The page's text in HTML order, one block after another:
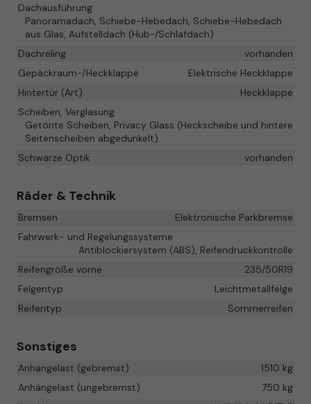
Dachausführung
Panoramadach, Schiebe-Hebedach, Schiebe-Hebedach
aus Glas, Aufstelldach (Hub-/Schlafdach)
Dachreling
vorhanden
Gepäckraum-/Heckklappe
Elektrische Heckklappe
Hintertür (Art)
Heckklappe
Scheiben, Verglasung
Getönte Scheiben, Privacy Glass (Heckscheibe und hintere
Seitenscheiben abgedunkelt)
Schwarze Optik
vorhanden
Räder & Technik
Bremsen
Elektronische Parkbremse
Fahrwerk- und Regelungssysteme
Antiblockiersystem (ABS), Reifendruckkontrolle
Reifengröße vorne
235/50R19
Felgentyp
Leichtmetallfelge
Reifentyp
Sommerreifen
Sonstiges
Anhängelast (gebremst)
1510 kg
Anhängelast (ungebremst)
750 kg